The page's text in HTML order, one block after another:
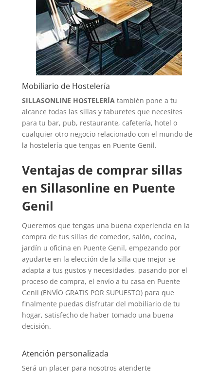
Mobiliario de Hostelería
SILLASONLINE HOSTELERÍAtambién pone a tu
alcance todas las sillas y taburetes que necesites
para tu bar, pub, restaurante, cafetería, hotel o
cualquier otro negocio relacionado con el mundo de
la hostelería que tengas en Puente Genil.
Ventajas de comprar sillas
en Sillasonline en Puente
Genil
Queremos que tengas una buena experiencia en la
compra de tus sillas de comedor, salón, cocina,
jardín u oficina en Puente Genil, empezando por
ayudarte en la elección de la silla que mejor se
adapta a tus gustos y necesidades, pasando por el
proceso de compra, el envío a tu casa en Puente
Genil (ENVÍO GRATIS POR SUPUESTO) para que
finalmente puedas disfrutar del mobiliario de tu
hogar, satisfecho de haber tomado una buena
decisión.
Atención personalizada
Será un placer para nosotros atenderte